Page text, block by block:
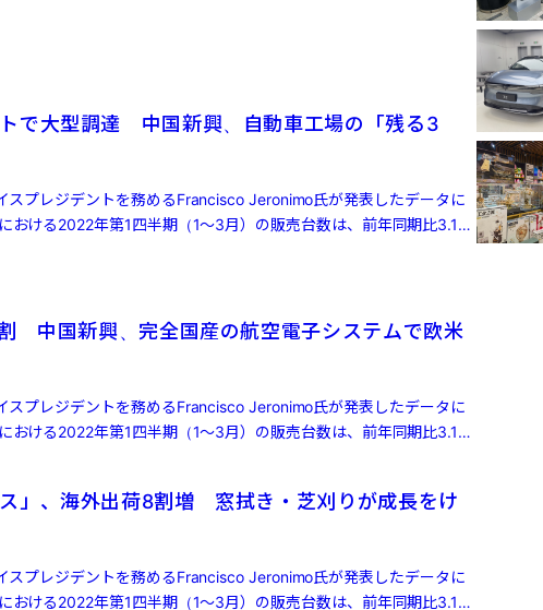
で大型調達 中国新興、自動車工場の「残る3
スプレジデントを務めるFrancisco Jeronimo氏が発表したデータに
おける2022年第1四半期（1～3月）の販売台数は、前年同期比3.1%
中国新興、完全国産の航空電子システムで欧米
スプレジデントを務めるFrancisco Jeronimo氏が発表したデータに
おける2022年第1四半期（1～3月）の販売台数は、前年同期比3.1%
」、海外出荷8割増 窓拭き・芝刈りが成長をけ
スプレジデントを務めるFrancisco Jeronimo氏が発表したデータに
おける2022年第1四半期（1～3月）の販売台数は、前年同期比3.1%